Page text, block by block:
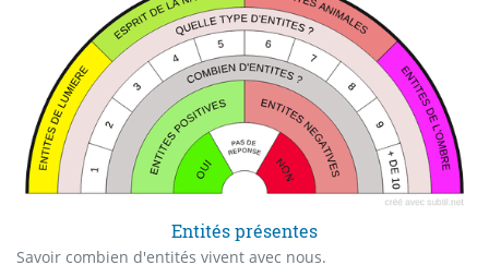
Entités présentes
Savoir combien d'entités vivent avec nous.